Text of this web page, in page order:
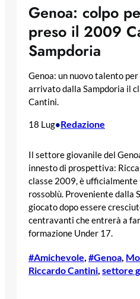
Genoa: colpo
preso il 2009
Sampdoria
Genoa: un nuovo talento
arrivato dalla Sampdoria il
Cantini.
18 Lug•Redazione
Il settore giovanile del
innesto di prospettiva:
classe 2009, è ufficialmente
rossoblù. Proveniente dalla
giocato dopo essere
centravanti che entrerà a
formazione Under 17.
#Amichevole, #Genoa,
Riccardo Cantini, settore